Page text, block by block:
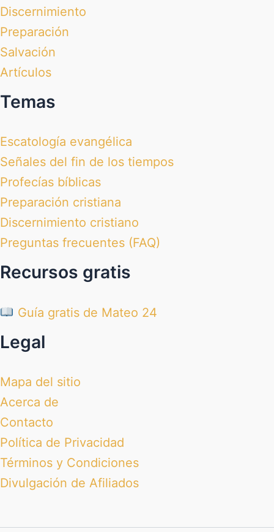
Discernimiento
Preparación
Salvación
Artículos
Temas
Escatología evangélica
Señales del fin de los tiempos
Profecías bíblicas
Preparación cristiana
Discernimiento cristiano
Preguntas frecuentes (FAQ)
Recursos gratis
Guía gratis de Mateo 24
Legal
Mapa del sitio
Acerca de
Contacto
Política de Privacidad
Términos y Condiciones
Divulgación de Afiliados